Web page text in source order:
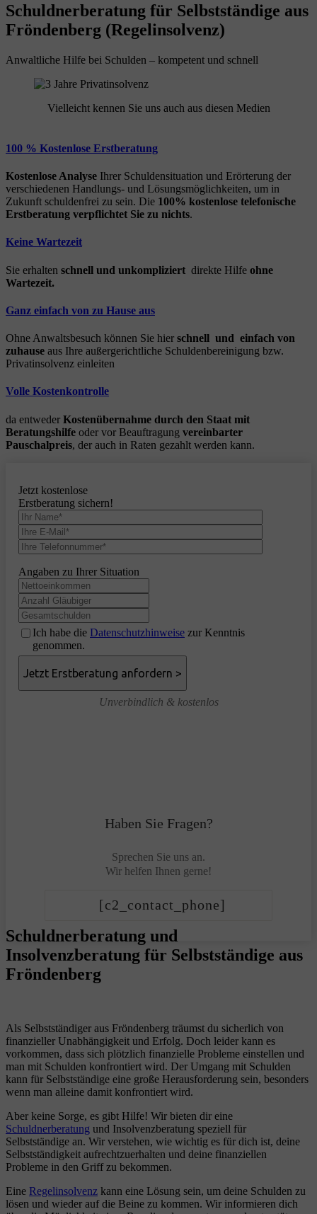
Schuldnerberatung für Selbstständige aus
Fröndenberg (Regelinsolvenz)
Anwaltliche Hilfe bei Schulden – kompetent und schnell
Vielleicht kennen Sie uns auch aus diesen Medien
100 % Kostenlose Erstberatung
Kostenlose Analyse Ihrer Schuldensituation und Erörterung der
verschiedenen Handlungs- und Lösungsmöglichkeiten, um in
Zukunft schuldenfrei zu sein. Die 100% kostenlose telefonische
Erstberatung verpflichtet Sie zu nichts.
Keine Wartezeit
Sie erhalten schnell und unkompliziert direkte Hilfe ohne
Wartezeit.
Ganz einfach von zu Hause aus
Ohne Anwaltsbesuch können Sie hier schnell und einfach von
zuhause aus Ihre außergerichtliche Schuldenbereinigung bzw.
Privatinsolvenz einleiten
Volle Kostenkontrolle
da entweder Kostenübernahme durch den Staat mit
Beratungshilfe oder vor Beauftragung vereinbarter
Pauschalpreis, der auch in Raten gezahlt werden kann.
Jetzt kostenlose
Erstberatung sichern!
Angaben zu Ihrer Situation
Ich habe die Datenschutzhinweise zur Kenntnis
genommen.
Unverbindlich & kostenlos
Haben Sie Fragen?
Sprechen Sie uns an.
Wir helfen Ihnen gerne!
[c2_contact_phone]
Schuldnerberatung und
Insolvenzberatung für Selbstständige aus
Fröndenberg
Als Selbstständiger aus Fröndenberg träumst du sicherlich von
finanzieller Unabhängigkeit und Erfolg. Doch leider kann es
vorkommen, dass sich plötzlich finanzielle Probleme einstellen und
man mit Schulden konfrontiert wird. Der Umgang mit Schulden
kann für Selbstständige eine große Herausforderung sein, besonders
wenn man alleine damit konfrontiert wird.
Aber keine Sorge, es gibt Hilfe! Wir bieten dir eine
Schuldnerberatung und Insolvenzberatung speziell für
Selbstständige an. Wir verstehen, wie wichtig es für dich ist, deine
Selbstständigkeit aufrechtzuerhalten und deine finanziellen
Probleme in den Griff zu bekommen.
Eine Regelinsolvenz kann eine Lösung sein, um deine Schulden zu
lösen und wieder auf die Beine zu kommen. Wir informieren dich